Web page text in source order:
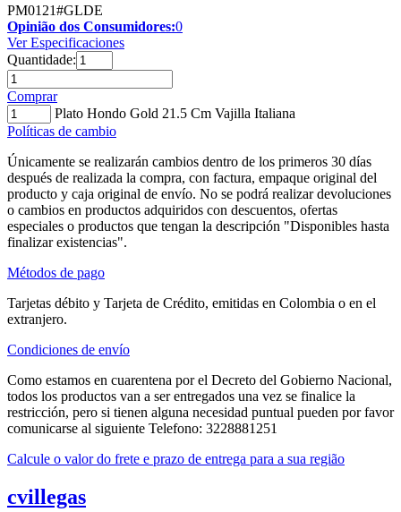
PM0121#GLDE
Opinião dos Consumidores:0
Ver Especificaciones
Quantidade:
Comprar
Plato Hondo Gold 21.5 Cm Vajilla Italiana
Políticas de cambio
Únicamente se realizarán cambios dentro de los primeros 30 días
después de realizada la compra, con factura, empaque original del
producto y caja original de envío. No se podrá realizar devoluciones
o cambios en productos adquiridos con descuentos, ofertas
especiales o productos que tengan la descripción "Disponibles hasta
finalizar existencias".
Métodos de pago
Tarjetas débito y Tarjeta de Crédito, emitidas en Colombia o en el
extranjero.
Condiciones de envío
Como estamos en cuarentena por el Decreto del Gobierno Nacional,
todos los productos van a ser entregados una vez se finalice la
restricción, pero si tienen alguna necesidad puntual pueden por favor
comunicarse al siguiente Telefono: 3228881251
Calcule o valor do frete e prazo de entrega para a sua região
cvillegas